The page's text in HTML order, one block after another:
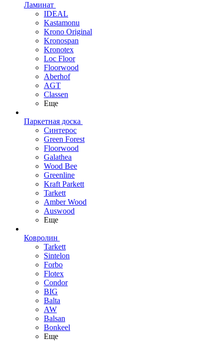
Ламинат
IDEAL
Kastamonu
Krono Original
Kronospan
Kronotex
Loc Floor
Floorwood
Aberhof
AGT
Classen
Еще
Паркетная доска
Синтерос
Green Forest
Floorwood
Galathea
Wood Bee
Greenline
Kraft Parkett
Tarkett
Amber Wood
Auswood
Еще
Ковролин
Tarkett
Sintelon
Forbo
Flotex
Condor
BIG
Balta
AW
Balsan
Bonkeel
Еще